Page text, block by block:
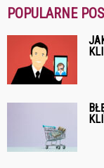
POPULARNE